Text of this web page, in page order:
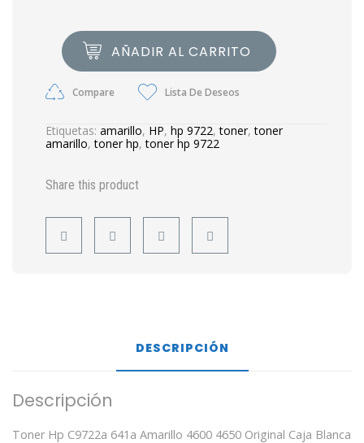
AÑADIR AL CARRITO
Compare Lista De Deseos
Etiquetas: amarillo, HP, hp 9722,toner,toner
amarillo,toner hp,toner hp 9722
Share this product
DESCRIPCIÓN
Descripción
Toner Hp C9722a 641a Amarillo 4600 4650 Original Caja Blanca